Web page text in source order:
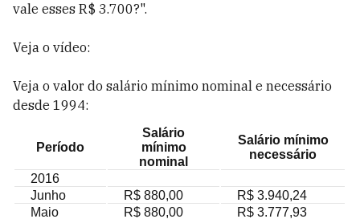
vale esses R$ 3.700?".
Veja o vídeo:
Veja o valor do salário mínimo nominal e necessário
desde 1994:
Período
Salário
mínimo
nominal
Salário mínimo
necessário
2016
Junho
R$ 880,00
R$ 3.940,24
Maio
R$ 880,00
R$ 3.777,93